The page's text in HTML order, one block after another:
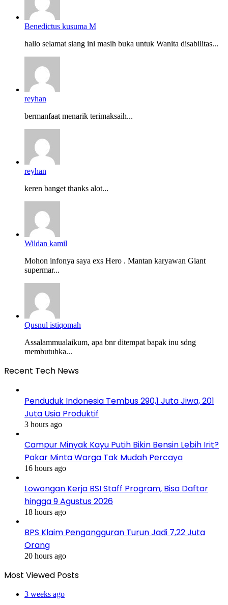
Benedictus kusuma M
hallo selamat siang ini masih buka untuk Wanita disabilitas...
reyhan
bermanfaat menarik terimaksaih...
reyhan
keren banget thanks alot...
Wildan kamil
Mohon infonya saya exs Hero . Mantan karyawan Giant
supermar...
Qusnul istiqomah
Assalammualaikum, apa bnr ditempat bapak inu sdng
membutuhka...
Recent Tech News
Penduduk Indonesia Tembus 290,1 Juta Jiwa, 201
Juta Usia Produktif
3 hours ago
Campur Minyak Kayu Putih Bikin Bensin Lebih Irit?
Pakar Minta Warga Tak Mudah Percaya
16 hours ago
Lowongan Kerja BSI Staff Program, Bisa Daftar
hingga 9 Agustus 2026
18 hours ago
BPS Klaim Pengangguran Turun Jadi 7,22 Juta
Orang
20 hours ago
Most Viewed Posts
3 weeks ago